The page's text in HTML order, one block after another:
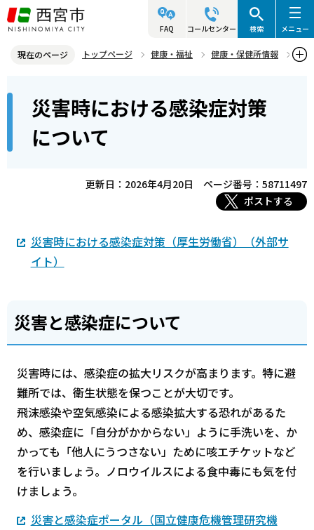
こ
の
ジ
頭
FAQ コールセンター 検索 メニュー
現在のページ トップページ 健康・福祉
健康・保健所情報
災害時における感染症対策について
災害時における感染症対策
について
更新日：2026年4月20日
ページ番号：58711497
ポストする
災害時における感染症対策（厚生労働省）（外部サ
イト）
災害と感染症について
災害時には、感染症の拡大リスクが高まります。特に避
難所では、衛生状態を保つことが大切です。
飛沫感染や空気感染による感染拡大する恐れがあるた
め、感染症に「自分がかからない」ように手洗いを、か
かっても「他人にうつさない」ために咳エチケットなど
を行いましょう。ノロウイルスによる食中毒にも気を付
けましょう。
災害と感染症ポータル（国立健康危機管理研究機